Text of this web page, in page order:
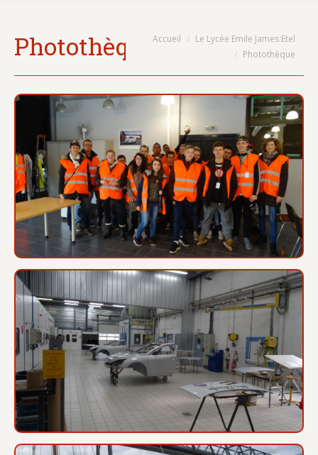
PhotothèqueVous êtes ici :
Accueil
Le Lycée Emile James Etel
Photothèque
Voyage en Normandie mars 2017
Olympiades des métiers 2016